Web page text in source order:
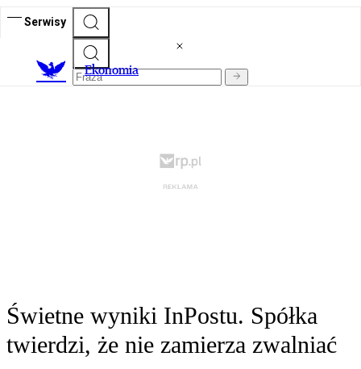
Serwisy
Ekonomia
Świetne wyniki InPostu. Spółka
twierdzi, że nie zamierza zwalniać